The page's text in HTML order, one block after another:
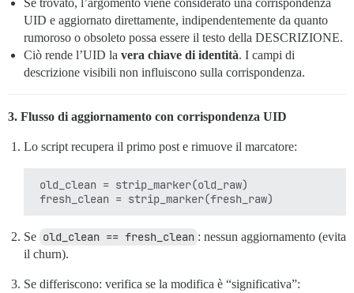
Se trovato, l’argomento viene considerato una corrispondenza
UID e aggiornato direttamente, indipendentemente da quanto
rumoroso o obsoleto possa essere il testo della DESCRIZIONE.
Ciò rende l’UID la vera chiave di identità. I campi di
descrizione visibili non influiscono sulla corrispondenza.
3. Flusso di aggiornamento con corrispondenza UID
Lo script recupera il primo post e rimuove il marcatore:
old_clean = strip_marker(old_raw)
Se old_clean == fresh_clean : nessun aggiornamento (evita
il churn).
Se differiscono: verifica se la modifica è “significativa”: